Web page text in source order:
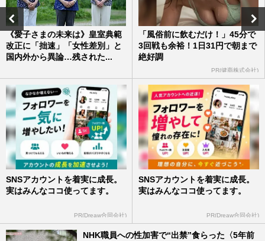
《愛子さまの未来は》皇室典範
改正に「拙速」「女性差別」と
国内外から異論…残された...
「風俗前に飲むだけ！」45分で
3回戦も余裕！1日31円で朝まで
絶好調
PR(健商株式会社)
SNSアカウントを着実に成長。
実はみんなココ使ってます。
PR(Dreaw合同会社)
SNSアカウントを着実に成長。
実はみんなココ使ってます。
PR(Dreaw合同会社)
NHK職員への性加害で“出禁”食らった〈5年前